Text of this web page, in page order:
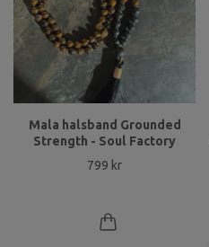
Mala halsband Grounded
Strength - Soul Factory
799 kr